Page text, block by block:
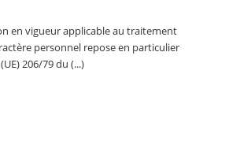
en vigueur applicable au traitement
personnel repose en particulier
206/79 du (...)